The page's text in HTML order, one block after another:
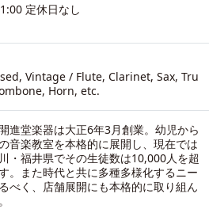
定休日なし
Vintage / Flute, Clarinet, Sax, Tru
Horn, etc.
進堂楽器は大正6年3月創業。幼児から
音楽教室を本格的に展開し、現在では
・福井県でその生徒数は10,000人を超
。また時代と共に多種多様化するニー
べく、店舗展開にも本格的に取り組ん